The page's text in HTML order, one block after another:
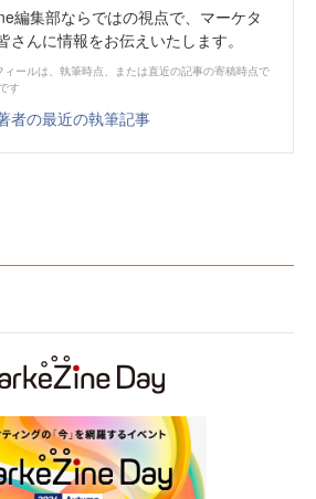
編集部ならではの視点で、マーケタ
さんに情報をお伝えいたします。
ィールは、執筆時点、または直近の記事の寄稿時点で
す
者の最近の執筆記事